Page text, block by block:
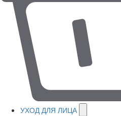
УХОД ДЛЯ ЛИЦА